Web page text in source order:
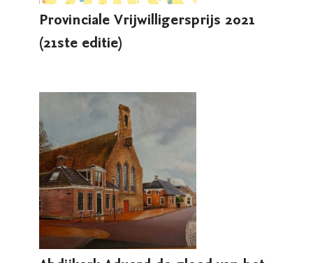
Provinciale Vrijwilligersprijs 2021
(21ste editie)